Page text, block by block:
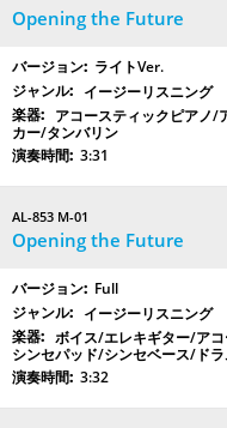
Opening the Future
ライトVer.
イージーリスニング
アコースティックピアノ/
カー/タンバリン
3:31
AL-853 M-01
Opening the Future
Full
イージーリスニング
ボイス/エレキギター/ア
シンセパッド/シンセベース/ド
3:32